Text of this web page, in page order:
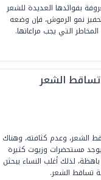
بفوائدها العديدة للشعر
نمو الرموش، فإن وضعه
التي يجب مراعاتها.
الشعر
الشعر، وعدم كثافته، وهناك
مستحضرات وزيوت كثيرة
لذلك أغلب النساء يبحثن
تساقط الشعر.